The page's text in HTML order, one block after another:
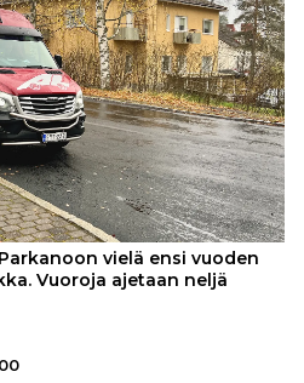
vielä ensi vuoden
Vuoroja ajetaan neljä